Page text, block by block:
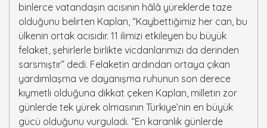
binlerce vatandaşın acısının hâlâ yüreklerde taze
olduğunu belirten Kaplan, “Kaybettiğimiz her can, bu
ülkenin ortak acısıdır. 11 ilimizi etkileyen bu büyük
felaket, şehirlerle birlikte vicdanlarımızı da derinden
sarsmıştır” dedi. Felaketin ardından ortaya çıkan
yardımlaşma ve dayanışma ruhunun son derece
kıymetli olduğuna dikkat çeken Kaplan, milletin zor
günlerde tek yürek olmasının Türkiye’nin en büyük
gücü olduğunu vurguladı. “En karanlık günlerde